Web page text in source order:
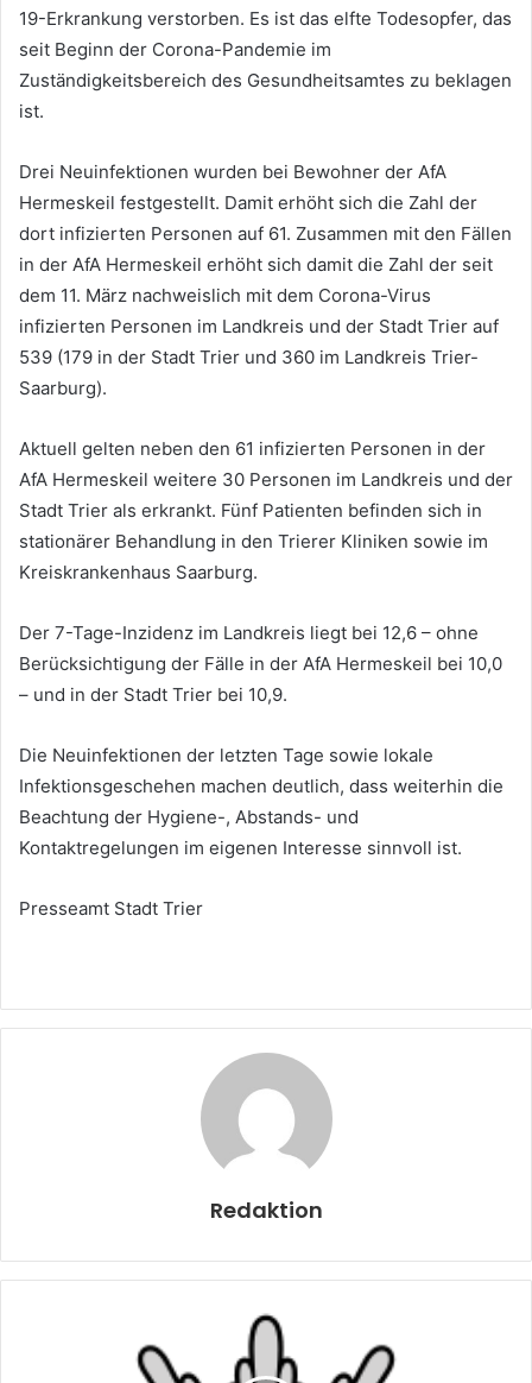
19-Erkrankung verstorben. Es ist das elfte Todesopfer, das
seit Beginn der Corona-Pandemie im
Zuständigkeitsbereich des Gesundheitsamtes zu beklagen
ist.
Drei Neuinfektionen wurden bei Bewohner der AfA
Hermeskeil festgestellt. Damit erhöht sich die Zahl der
dort infizierten Personen auf 61. Zusammen mit den Fällen
in der AfA Hermeskeil erhöht sich damit die Zahl der seit
dem 11. März nachweislich mit dem Corona-Virus
infizierten Personen im Landkreis und der Stadt Trier auf
539 (179 in der Stadt Trier und 360 im Landkreis Trier-
Saarburg).
Aktuell gelten neben den 61 infizierten Personen in der
AfA Hermeskeil weitere 30 Personen im Landkreis und der
Stadt Trier als erkrankt. Fünf Patienten befinden sich in
stationärer Behandlung in den Trierer Kliniken sowie im
Kreiskrankenhaus Saarburg.
Der 7-Tage-Inzidenz im Landkreis liegt bei 12,6 – ohne
Berücksichtigung der Fälle in der AfA Hermeskeil bei 10,0
– und in der Stadt Trier bei 10,9.
Die Neuinfektionen der letzten Tage sowie lokale
Infektionsgeschehen machen deutlich, dass weiterhin die
Beachtung der Hygiene-, Abstands- und
Kontaktregelungen im eigenen Interesse sinnvoll ist.
Presseamt Stadt Trier
Redaktion